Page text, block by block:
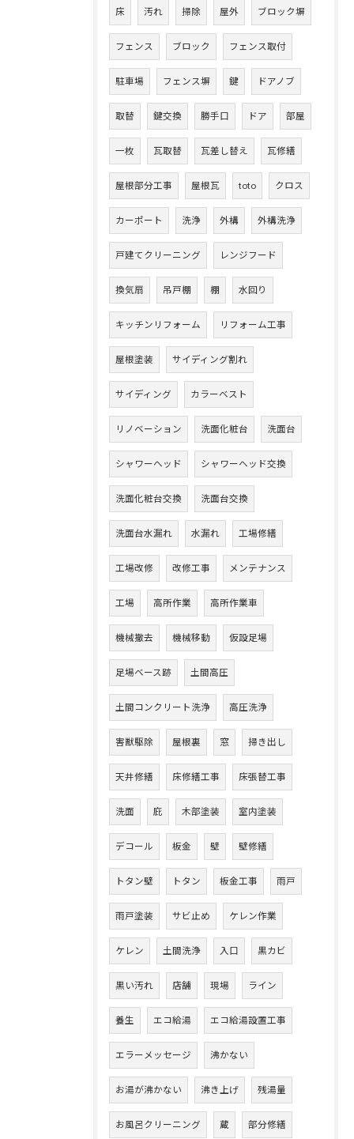
床 汚れ 掃除 屋外 ブロック塀
フェンス ブロック フェンス取付
駐車場 フェンス塀 鍵 ドアノブ
取替 鍵交換 勝手口 ドア 部屋
一枚 瓦取替 瓦差し替え 瓦修繕
屋根部分工事 屋根瓦 toto クロス
カーポート 洗浄 外構 外構洗浄
戸建てクリーニング レンジフード
換気扇 吊戸棚 棚 水回り
キッチンリフォーム リフォーム工事
屋根塗装 サイディング割れ
サイディング カラーベスト
リノベーション 洗面化粧台 洗面台
シャワーヘッド シャワーヘッド交換
洗面化粧台交換 洗面台交換
洗面台水漏れ 水漏れ 工場修繕
工場改修 改修工事 メンテナンス
工場 高所作業 高所作業車
機械撤去 機械移動 仮設足場
足場ベース跡 土間高圧
土間コンクリート洗浄 高圧洗浄
害獣駆除 屋根裏 窓 掃き出し
天井修繕 床修繕工事 床張替工事
洗面 庇 木部塗装 室内塗装
デコール 板金 壁 壁修繕
トタン壁 トタン 板金工事 雨戸
雨戸塗装 サビ止め ケレン作業
ケレン 土間洗浄 入口 黒カビ
黒い汚れ 店舗 現場 ライン
養生 エコ給湯 エコ給湯設置工事
エラーメッセージ 沸かない
お湯が沸かない 沸き上げ 残湯量
お風呂クリーニング 蔵 部分修繕